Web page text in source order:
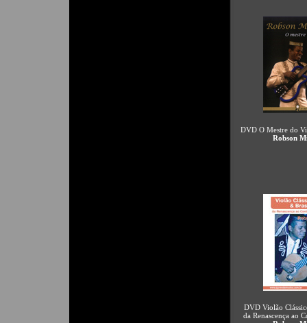
DVD O Mestre do
Robson
DVD Violão
da Renascença ao